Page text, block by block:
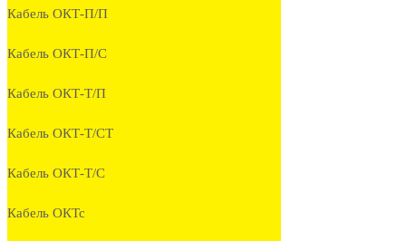
Кабель ОКТ-П/П
Кабель ОКТ-П/С
Кабель ОКТ-Т/П
Кабель ОКТ-Т/СТ
Кабель ОКТ-Т/С
Кабель ОКТс